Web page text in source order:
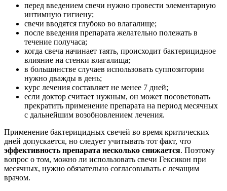
перед введением свечи нужно провести элементарную
интимную гигиену;
свечи вводятся глубоко во влагалище;
после введения препарата желательно полежать в
течение получаса;
когда свеча начинает таять, происходит бактерицидное
влияние на стенки влагалища;
в большинстве случаев использовать суппозитории
нужно дважды в день;
курс лечения составляет не менее 7 дней;
если доктор считает нужным, он может посоветовать
прекратить применение препарата на период месячных
с дальнейшим возобновлением лечения.
Применение бактерицидных свечей во время критических
дней допускается, но следует учитывать тот факт, что
эффективность препарата несколько снижается. Поэтому
вопрос о том, можно ли использовать свечи Гексикон при
месячных, нужно обязательно согласовывать с лечащим
врачом.